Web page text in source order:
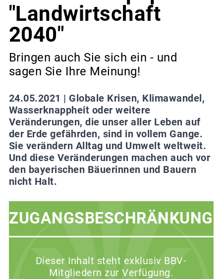
"Landwirtschaft
2040"
Bringen auch Sie sich ein - und
sagen Sie Ihre Meinung!
24.05.2021 | Globale Krisen, Klimawandel,
Wasserknappheit oder weitere
Veränderungen, die unser aller Leben auf
der Erde gefährden, sind in vollem Gange.
Sie verändern Alltag und Umwelt weltweit.
Und diese Veränderungen machen auch vor
den bayerischen Bäuerinnen und Bauern
nicht Halt.
ZUGANGSBESCHRÄNKUNG
Dieser Inhalt steht exklusiv BBV-
Mitgliedern zur Verfügung.